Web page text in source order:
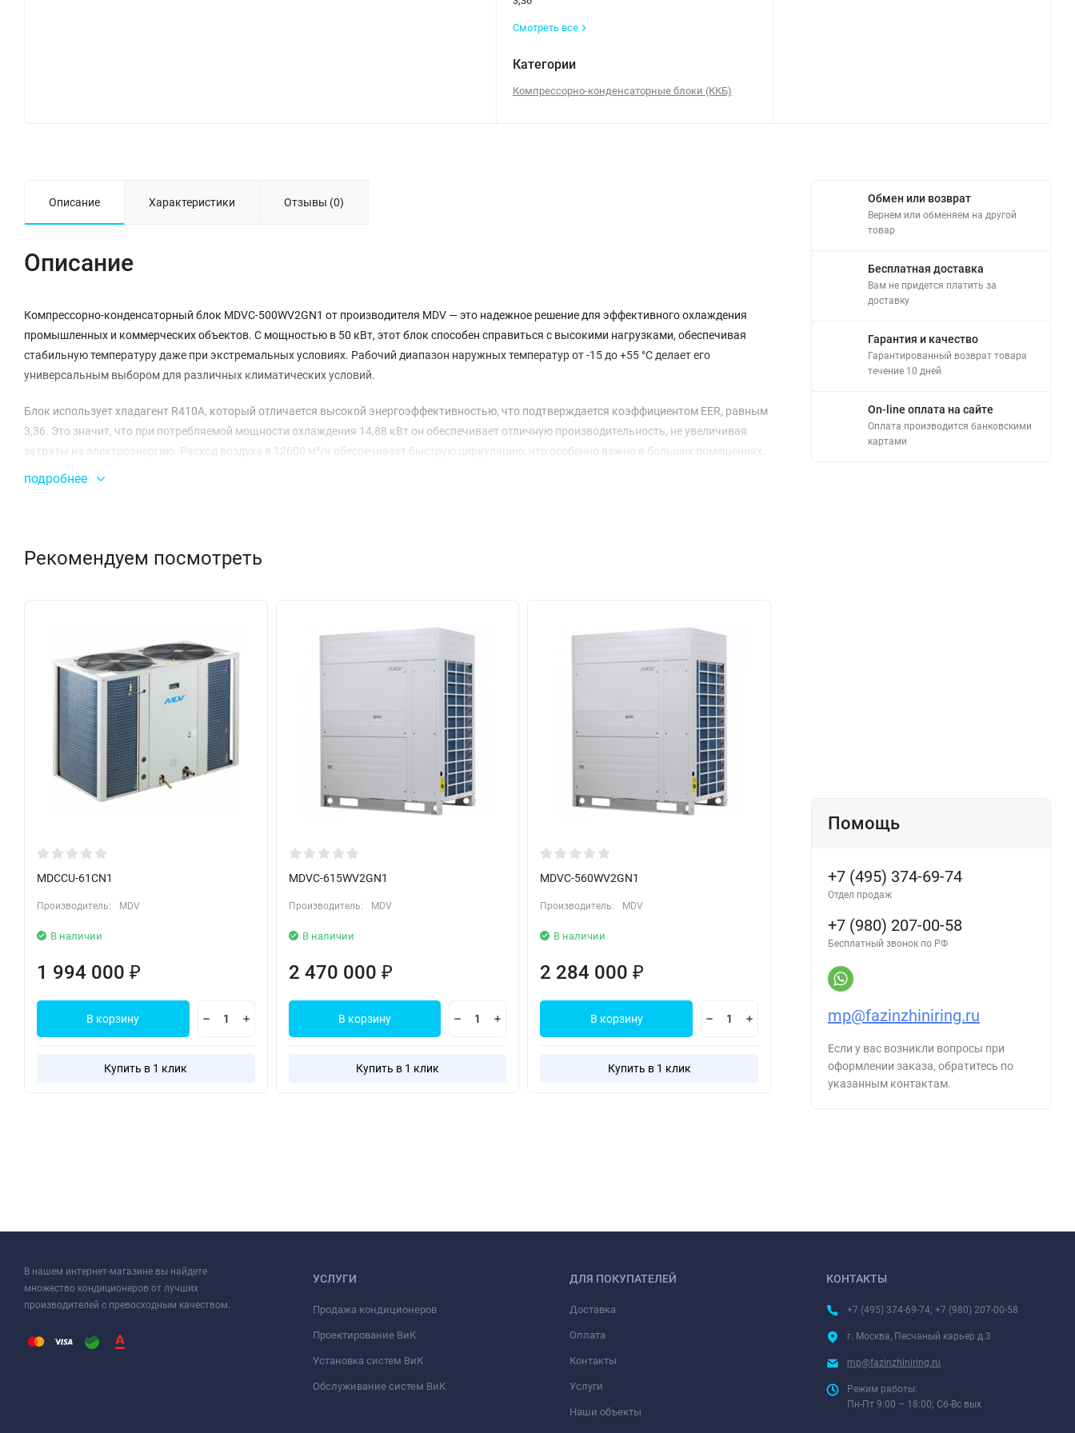
Смотреть все
Категории
Компрессорно-конденсаторные блоки (ККБ)
Описание Характеристики Отзывы (0)
Описание
Компрессорно-конденсаторный блок MDVC-500WV2GN1 от производителя MDV — это надежное решение для эффективного охлаждения
промышленных и коммерческих объектов. С мощностью в 50 кВт, этот блок способен справиться с высокими нагрузками, обеспечивая
стабильную температуру даже при экстремальных условиях. Рабочий диапазон наружных температур от -15 до +55 °C делает его
универсальным выбором для различных климатических условий.
Блок использует хладагент R410A, который отличается высокой энергоэффективностью, что подтверждается коэффициентом EER, равным
3,36. Это значит, что при потребляемой мощности охлаждения 14,88 кВт он обеспечивает отличную производительность, не увеличивая
затраты на электроэнергию. Расход воздуха в 12600 м³/ч обеспечивает быструю циркуляцию, что особенно важно в больших помещениях.
MDVC-500WV2GN1 разработан с учетом удобства установки и эксплуатации. Его размеры 1250×1615×765 мм позволяют разместить блок в
С заводской заправкой хладагента в 13 кг и диаметрами жидкостной (15,88 мм) и газовой (31,75 мм) труб, блок легко интегрируется в
подробнее
Рекомендуем посмотреть
MDCCU-61CN1
Производитель: MDV
В наличии
1 994 000 ₽
В корзину
Купить в 1 клик
MDVC-615WV2GN1
Производитель: MDV
В наличии
2 470 000 ₽
В корзину
Купить в 1 клик
MDVC-560WV2GN1
Производитель: MDV
В наличии
2 284 000₽
В корзину
Купить в 1 клик
Обмен или возврат
Вернем или обменяем на другой
товар
Бесплатная доставка
Вам не придется платить за
доставку
Гарантия и качество
Гарантированный возврат товара
течение 10 дней
On-line оплата на сайте
Оплата производится банковскими
картами
+7 (495) 374-69-74
Отдел продаж
+7 (980) 207-00-58
множество кондиционеров от лучших
производителей с превосходным качеством.
Продажа кондиционеров
Проектирование ВиК
Доставка
Оплата
Контакты mp@fazinzhiniring.ru